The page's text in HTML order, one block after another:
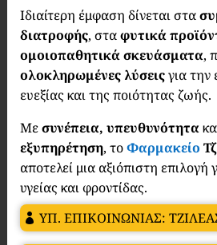
Ιδιαίτερη έμφαση δίνεται στα
διατροφής, σταφυτικά
ομοιοπαθητικά σκευάσματα,
ολοκληρωμένες λύσειςγια την
ευεξίας και της ποιότητας ζωής.
Μεσυνέπεια, υπευθυνότητα
εξυπηρέτηση, τοΦαρμακείο
αποτελεί μια αξιόπιστη επιλογή
υγείας και φροντίδας.
ΥΠ. ΕΠΙΚΟΙΝΩΝΙΑΣ: